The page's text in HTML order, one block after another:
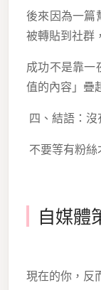
後來因為一篇
被轉貼到社群
成功不是靠一
值的內容」疊
四、結語：
不要等有粉絲
自媒體
現在的你，反